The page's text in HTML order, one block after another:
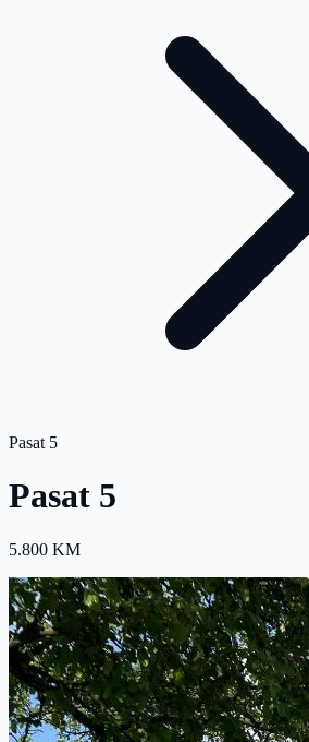
Pasat 5
Pasat 5
5.800 KM